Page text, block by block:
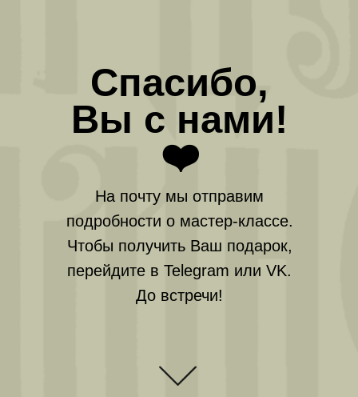
Спасибо,
Вы с нами!
❤️
На почту мы отправим
подробности о мастер-классе.
Чтобы получить Ваш подарок,
перейдите в Telegram или VK.
До встречи!